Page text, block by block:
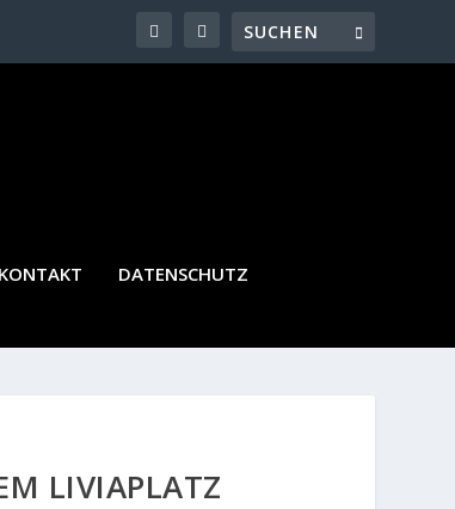
KONTAKT DATENSCHUTZ
LIVIAPLATZ